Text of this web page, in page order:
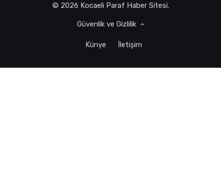
© 2026 Kocaeli Paraf Haber Sitesi.
Güvenlik ve Gizlilik
Künye İletişim